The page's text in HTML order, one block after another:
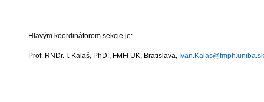
Hlavým koordinátorom sekcie je:
Prof. RNDr. I. Kalaš, PhD., FMFI UK, Bratislava, Ivan.Kalas@fmph.uniba.sk